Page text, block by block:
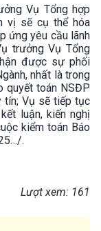
Vụ Tổng hợp
vị sẽ cụ thể hóa
ứng yêu cầu lãnh
trưởng Vụ Tổng
được sự phối
nhất là trong
quyết toán NSĐP
tín; Vụ sẽ tiếp tục
luận, kiến nghị
kiểm toán Báo
.
Lượt xem: 161